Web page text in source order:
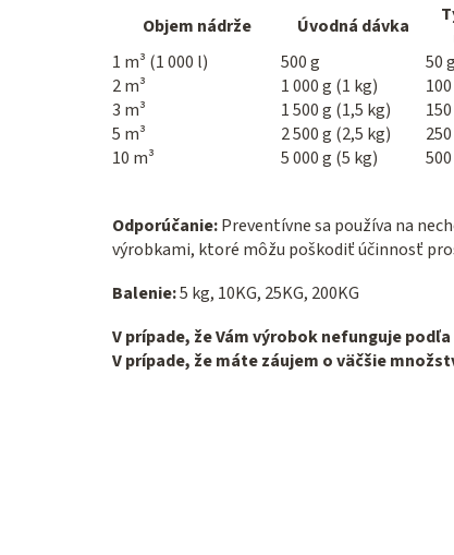
Objem nádrže Úvodná dávka
1 m³ (1 000 l)
500 g
50 g
2 m³
1 000 g (1 kg)
3 m³
1 500 g (1,5 kg)
5 m³
2 500 g (2,5 kg)
10 m³
5 000 g (5 kg)
Odporúčanie:Preventívne sa používa na
výrobkami, ktoré môžu poškodiť účinnosť
Balenie:5 kg, 10KG, 25KG, 200KG
V prípade, že Vám výrobok nefunguje
V prípade, že máte záujem o väčšie